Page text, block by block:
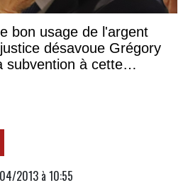
bon usage de l'argent
désavoue Grégory
subvention à cette
2013 à 10:55